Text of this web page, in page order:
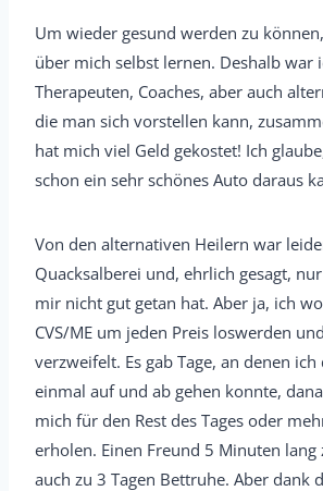
Um wieder gesund werden zu
über mich selbst lernen. Deshalb war
Therapeuten, Coaches, aber auch
die man sich vorstellen kann,
hat mich viel Geld gekostet! Ich
schon ein sehr schönes Auto daraus
Von den alternativen Heilern war
Quacksalberei und, ehrlich gesagt,
mir nicht gut getan hat. Aber ja, ich
CVS/ME um jeden Preis loswerden
verzweifelt. Es gab Tage, an denen
einmal auf und ab gehen konnte,
mich für den Rest des Tages oder
erholen. Einen Freund 5 Minuten lang
auch zu 3 Tagen Bettruhe. Aber dank